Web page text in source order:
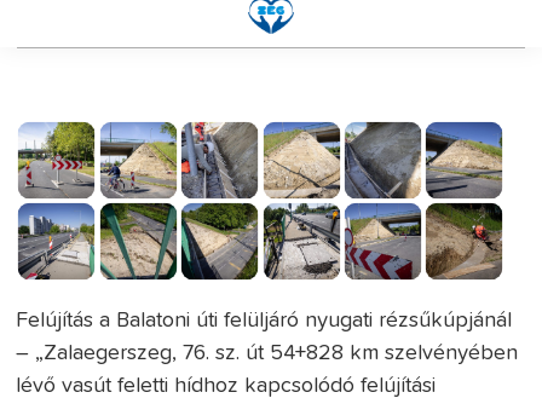
Felújítás a Balatoni úti felüljáró nyugati rézsűkúpjánál
– „Zalaegerszeg, 76. sz. út 54+828 km szelvényében
lévő vasút feletti hídhoz kapcsolódó felújítási